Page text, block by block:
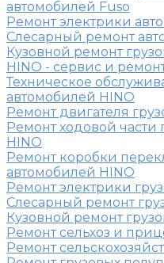
автомобилей Fuso
Ремонт электрики
Слесарный ремонт
Кузовной ремонт
HINO - сервис и
Техническое
автомобилей HINO
Ремонт двигателя
Ремонт ходовой части
HINO
Ремонт коробки
автомобилей HINO
Ремонт электрики
Слесарный ремонт
Кузовной ремонт
Ремонт сельхоз и
Ремонт